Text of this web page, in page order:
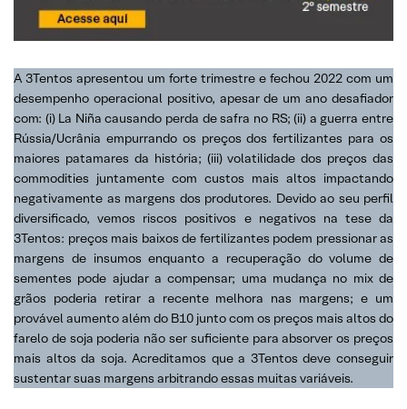
A 3Tentos apresentou um forte trimestre e fechou 2022 com um
desempenho operacional positivo, apesar de um ano desafiador
com: (i) La Niña causando perda de safra no RS; (ii) a guerra entre
Rússia/Ucrânia empurrando os preços dos fertilizantes para os
maiores patamares da história; (iii) volatilidade dos preços das
commodities juntamente com custos mais altos impactando
negativamente as margens dos produtores. Devido ao seu perfil
diversificado, vemos riscos positivos e negativos na tese da
3Tentos: preços mais baixos de fertilizantes podem pressionar as
margens de insumos enquanto a recuperação do volume de
sementes pode ajudar a compensar; uma mudança no mix de
grãos poderia retirar a recente melhora nas margens; e um
provável aumento além do B10 junto com os preços mais altos do
farelo de soja poderia não ser suficiente para absorver os preços
mais altos da soja. Acreditamos que a 3Tentos deve conseguir
sustentar suas margens arbitrando essas muitas variáveis.